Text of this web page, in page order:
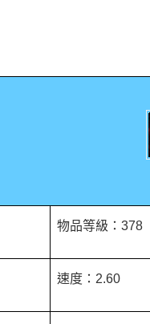
物品等級：378
速度：2.60